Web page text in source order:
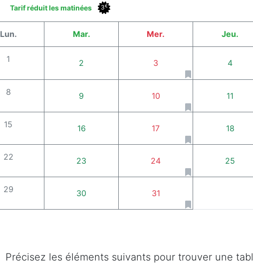
3€
Tarif réduit les matinées
Lun. Mar. Mer. Jeu.
1 2 3 4
8 9 10 11
15 16 17 18
22 23 24 25
29 30 31
Précisez les éléments suivants pour trouver une